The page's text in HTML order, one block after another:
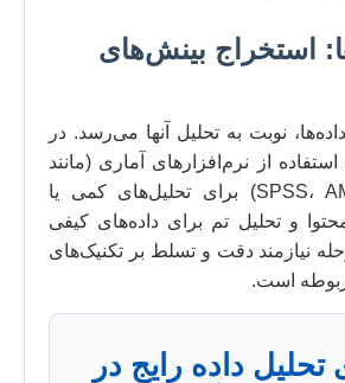
استخراج بینش‌های
نوبت به تحلیل آنها می‌رسد. در
از نرم‌افزارهای آماری (مانند
SPSS، AMOS، PLS-SEM) برای تحلیل‌های کمی یا
و تحلیل تم برای داده‌های کیفی
نیازمند دقت و تسلط بر تکنیک‌های
است.
تحلیل داده رایج در